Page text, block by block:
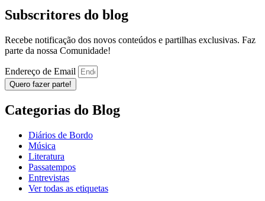
Subscritores do blog
Recebe notificação dos novos conteúdos e partilhas exclusivas. Faz
parte da nossa Comunidade!
Endereço de Email
Quero fazer parte!
Categorias do Blog
Diários de Bordo
Música
Literatura
Passatempos
Entrevistas
Ver todas as etiquetas